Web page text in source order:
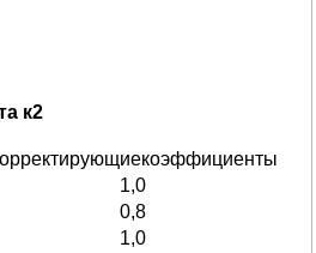
к2
1,0
0,8
1,0